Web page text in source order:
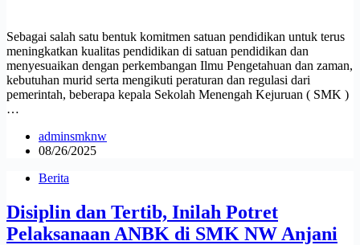
Sebagai salah satu bentuk komitmen satuan pendidikan untuk terus
meningkatkan kualitas pendidikan di satuan pendidikan dan
menyesuaikan dengan perkembangan Ilmu Pengetahuan dan zaman,
kebutuhan murid serta mengikuti peraturan dan regulasi dari
pemerintah, beberapa kepala Sekolah Menengah Kejuruan ( SMK )
…
adminsmknw
08/26/2025
Berita
Disiplin dan Tertib, Inilah Potret
Pelaksanaan ANBK di SMK NW Anjani